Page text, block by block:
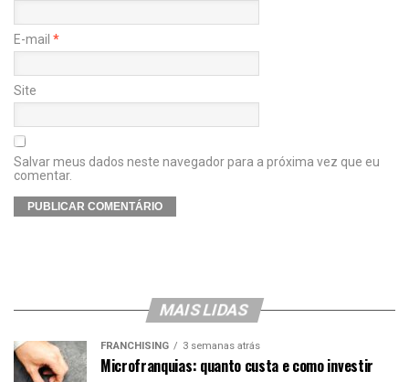
E-mail *
Site
Salvar meus dados neste navegador para a próxima vez que eu
comentar.
MAIS LIDAS
FRANCHISING 3 semanas atrás
Microfranquias: quanto custa e como investir